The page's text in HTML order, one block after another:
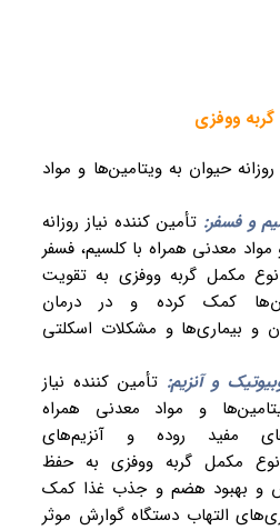
ووفزی
حیوان به ویتامین‌ها و مواد
و فسفر: تأمین کننده نیاز روزانه
معدنی همراه با کلسیم، فسفر
مکمل گربه ووفزی به تقویت
کمک کرده و در درمان
و بیماری‌ها و مشکلات اسکلتی
و آنزیم: تأمین کننده نیاز
و مواد معدنی همراه
مفید روده و آنزیم‌های
مکمل گربه ووفزی به حفظ
و بهبود هضم و جذب غذا کمک
التهاب دستگاه گوارش موثر